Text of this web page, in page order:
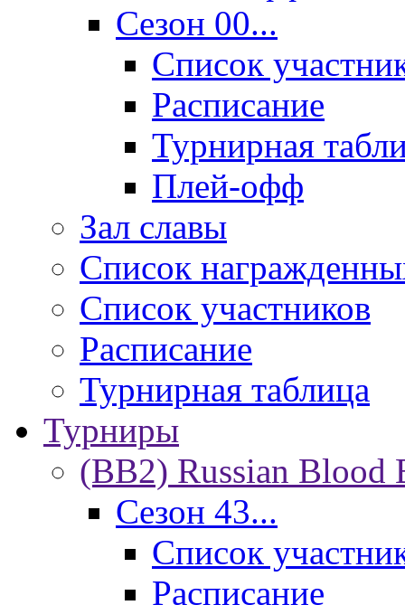
Сезон 00...
Список
Расписание
Турнирная
Плей-офф
Зал славы
Список
Список участников
Расписание
Турнирная таблица
Турниры
(BB2) Russian Blood
Сезон 43...
Список
Расписание